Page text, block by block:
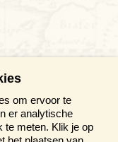
om ervoor te
er analytische
te meten. Klik je op